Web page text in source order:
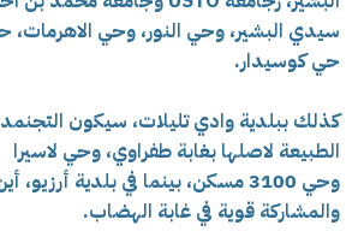
سيدي البشير، وحي النور، وحي الاهرمات،
حي كوسيدار.
كذلك ببلدية وادي تليلات، سيكون التجنمد
الطبيعة لاصلها بغابة طفراوي، وحي لاسيرا
وحي 3100 مسكن، بينما في ب
لدية أرزيو،
والمشاركة قوية في غابة الهضاب.